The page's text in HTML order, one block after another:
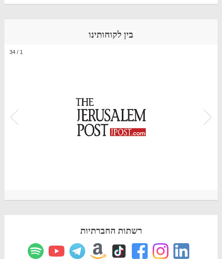
בין לקוחותינו
1
/
34
רשתות החברתיות